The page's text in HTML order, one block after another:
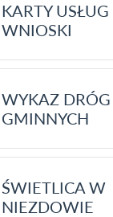
KARTY
WNIOSKI
WYKAZ DRÓG
GMINNYCH
ŚWIETLICA W
NIEZDOWIE